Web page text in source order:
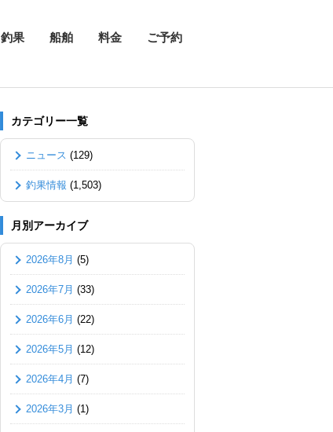
釣果 船舶 料金 ご予約
カテゴリー一覧
ニュース (129)
釣果情報 (1,503)
月別アーカイブ
2026年8月 (5)
2026年7月 (33)
2026年6月 (22)
2026年5月 (12)
2026年4月 (7)
2026年3月 (1)